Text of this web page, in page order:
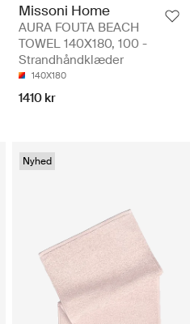
70X 140CM
Missoni Home
AURA FOUTA BEACH
TOWEL 140X180, 100 -
Strandhåndklæder
140X180
1410 kr
Nyhed